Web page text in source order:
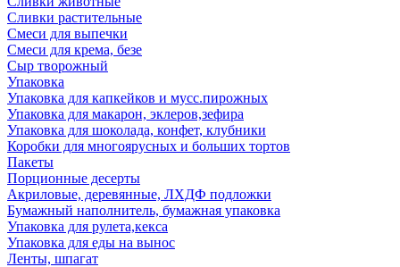
Сливки растительные
Смеси для выпечки
Смеси для крема, безе
Сыр творожный
Упаковка
Упаковка для капкейков и мусс.пирожных
Упаковка для макарон, эклеров,зефира
Упаковка для шоколада, конфет, клубники
Коробки для многоярусных и больших тортов
Пакеты
Порционные десерты
Акриловые, деревянные, ЛХДФ подложки
Бумажный наполнитель, бумажная упаковка
Упаковка для рулета,кекса
Упаковка для еды на вынос
Ленты, шпагат